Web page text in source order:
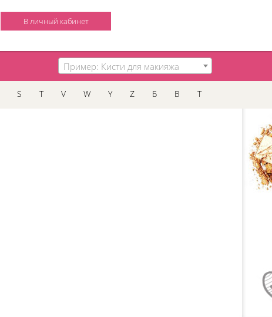
В личный кабинет
Пример: Кисти для макияжа
S T V W Y Z Б В Т